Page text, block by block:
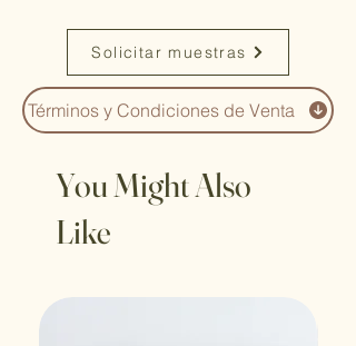
Solicitar muestras
Términos y Condiciones de Venta
You Might Also
Like